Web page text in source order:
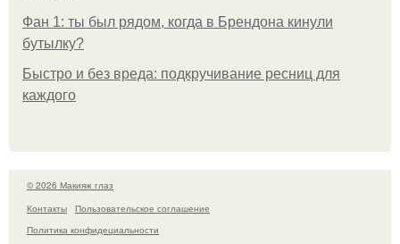
Фан 1: ты был рядом, когда в Брендона кинули
бутылку?
Быстро и без вреда: подкручивание ресниц для
каждого
© 2026 Макияж глаз
Контакты
Пользовательское соглашение
Политика конфидециальности